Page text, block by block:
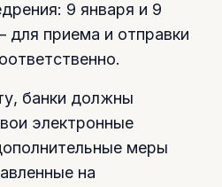
9 января и 9
для приема и отправки
банки должны
электронные
меры
на